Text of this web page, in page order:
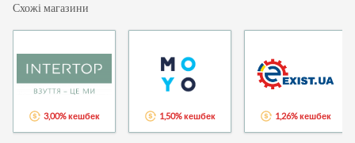
Схожі магазини
3,00% кешбек 1,50% кешбек 1,26% кешбек